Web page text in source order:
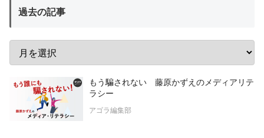
過去の記事
もう騙されない 藤原かずえのメディアリテ
ラシー
アゴラ編集部